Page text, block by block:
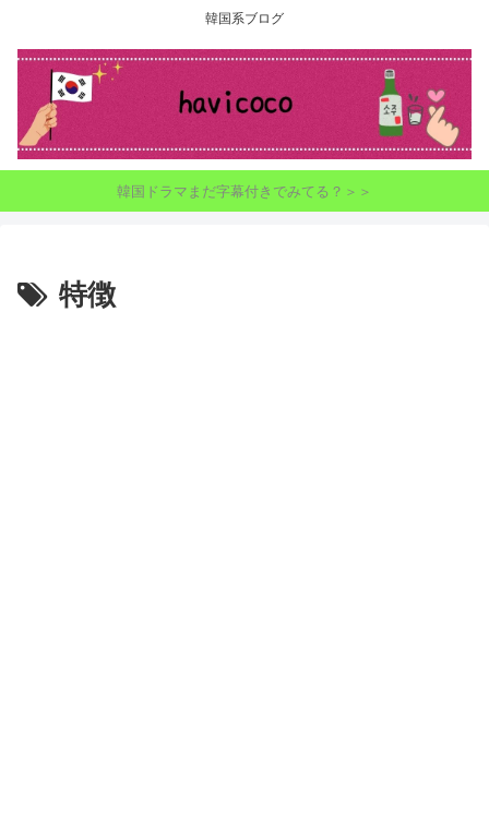
韓国系ブログ
韓国ドラマまだ字幕付きでみてる？＞＞
特徴